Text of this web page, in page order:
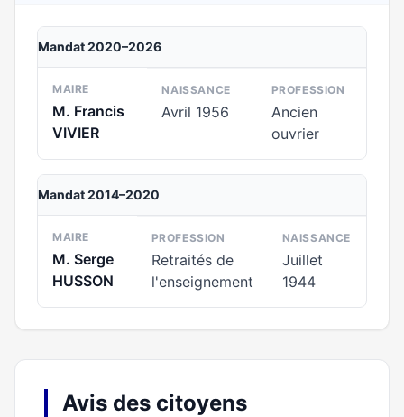
Mandat 2020–2026
MAIRE
M. Francis
VIVIER
NAISSANCE
Avril 1956
PROFESSION
Ancien
ouvrier
Mandat 2014–2020
MAIRE
M. Serge
HUSSON
PROFESSION
Retraités de
l'enseignement
NAISSANCE
Juillet
1944
Avis des citoyens